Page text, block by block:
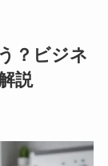
？ビジネ
説